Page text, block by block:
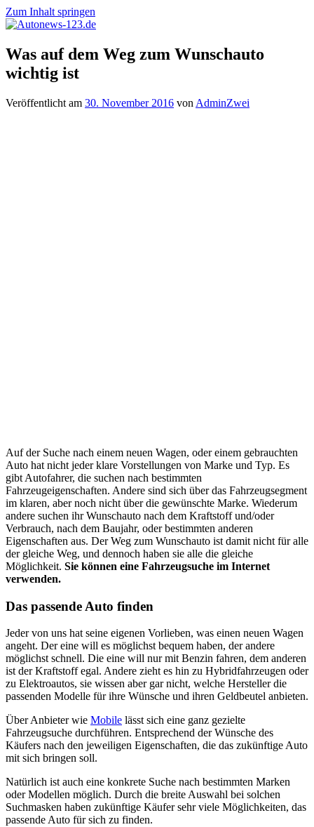
Zum Inhalt springen
Autonews-
123.de
Autonews
mit
Charme
Was auf dem Weg zum Wunschauto
wichtig ist
Veröffentlicht am 30. November 2016 von AdminZwei
Auf der Suche nach einem neuen Wagen, oder einem gebrauchten
Auto hat nicht jeder klare Vorstellungen von Marke und Typ. Es
gibt Autofahrer, die suchen nach bestimmten
Fahrzeugeigenschaften. Andere sind sich über das Fahrzeugsegment
im klaren, aber noch nicht über die gewünschte Marke. Wiederum
andere suchen ihr Wunschauto nach dem Kraftstoff und/oder
Verbrauch, nach dem Baujahr, oder bestimmten anderen
Eigenschaften aus. Der Weg zum Wunschauto ist damit nicht für alle
der gleiche Weg, und dennoch haben sie alle die gleiche
Möglichkeit. Sie können eine Fahrzeugsuche im Internet
verwenden.
Das passende Auto finden
Jeder von uns hat seine eigenen Vorlieben, was einen neuen Wagen
angeht. Der eine will es möglichst bequem haben, der andere
möglichst schnell. Die eine will nur mit Benzin fahren, dem anderen
ist der Kraftstoff egal. Andere zieht es hin zu Hybridfahrzeugen oder
zu Elektroautos, sie wissen aber gar nicht, welche Hersteller die
passenden Modelle für ihre Wünsche und ihren Geldbeutel anbieten.
Über Anbieter wie Mobile lässt sich eine ganz gezielte
Fahrzeugsuche durchführen. Entsprechend der Wünsche des
Käufers nach den jeweiligen Eigenschaften, die das zukünftige Auto
mit sich bringen soll.
Natürlich ist auch eine konkrete Suche nach bestimmten Marken
oder Modellen möglich. Durch die breite Auswahl bei solchen
Suchmasken haben zukünftige Käufer sehr viele Möglichkeiten, das
passende Auto für sich zu finden.